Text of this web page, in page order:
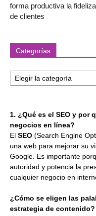
forma productiva la
de clientes
Categorías
1. ¿Qué es el SEO y por
negocios en línea?
El SEO (Search Engine
una web para mejorar su
Google. Es importante
autoridad y potencia la
cualquier negocio en
¿Cómo se eligen las
estrategia de contenido?